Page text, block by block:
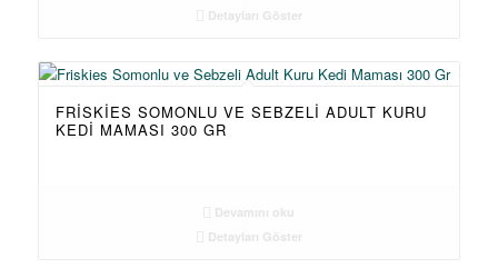
Detayları Göster
FRISKIES SOMONLU VE SEBZELI ADULT KURU
KEDI MAMASI 300 GR
Devamını oku
Detayları Göster